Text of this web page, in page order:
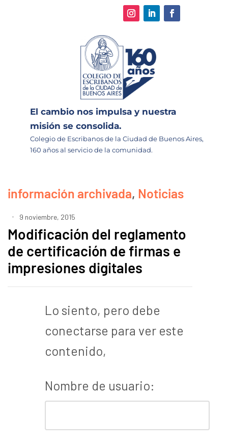
El cambio nos impulsa y nuestra
misión se consolida.
Colegio de Escribanos de la Ciudad de Buenos Aires,
160 años al servicio de la comunidad.
información archivada, Noticias
9 noviembre, 2015
Modificación del reglamento
de certificación de firmas e
impresiones digitales
Lo siento, pero debe
conectarse para ver este
contenido,
Nombre de usuario: